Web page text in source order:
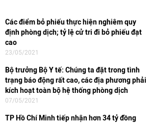
Các điểm bỏ phiếu thực hiện nghiêm quy
định phòng dịch; tỷ lệ cử tri đi bỏ phiếu đạt
cao
23/05/2021
Bộ trưởng Bộ Y tế: Chúng ta đặt trong tình
trạng báo động rất cao, các địa phương phải
kích hoạt toàn bộ hệ thống phòng dịch
07/05/2021
TP Hồ Chí Minh tiếp nhận hơn 34 tỷ đồng